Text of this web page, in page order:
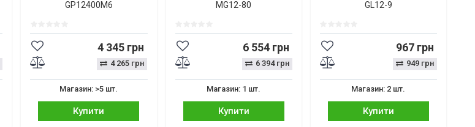
GP12400M6
4 345 грн
4 265 грн
Магазин: >5 шт.
Купити
MG12-80
6 554 грн
6 394 грн
Магазин: 1 шт.
Купити
GL12-9
967 грн
949 грн
Магазин: 2 шт.
Купити